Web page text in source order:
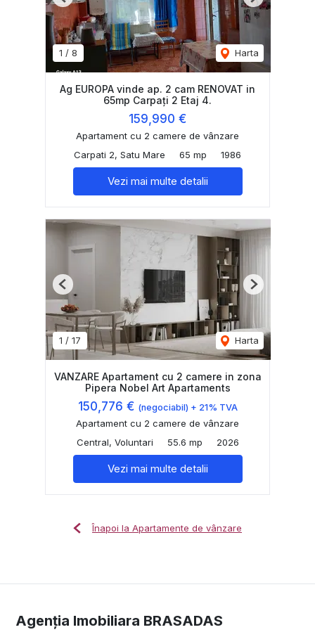
1 / 8 Harta
Ag EUROPA vinde ap. 2 cam RENOVAT in
65mp Carpați 2 Etaj 4.
159,990 €
Apartament cu 2 camere de vânzare
Carpati 2, Satu Mare
65 mp 1986
Vezi mai multe detalii
1 / 17 Harta
Previous Next
VANZARE Apartament cu 2 camere in zona
Pipera Nobel Art Apartaments
150,776 € (negociabil) + 21% TVA
Apartament cu 2 camere de vânzare
Central, Voluntari
55.6 mp 2026
Vezi mai multe detalii
Înapoi la Apartamente de vânzare
Agenția Imobiliara BRASADAS